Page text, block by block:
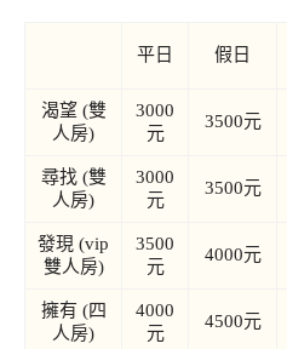
平日 假日
渴望 (雙
人房)
3000
元
3500元
尋找 (雙
人房)
3000
元
3500元
發現 (vip
雙人房)
3500
元
4000元
擁有 (四
人房)
4000
元
4500元